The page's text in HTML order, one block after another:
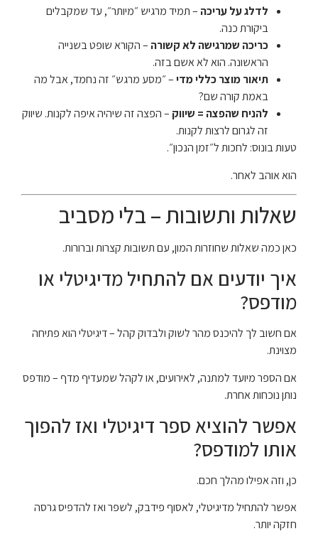
לדלג על עריכה – תמיד מרגיש ״מיותר״, עד שמקבלים
ביקורת כנה.
כריכה שמרגישה לא קשורה – הקורא שופט בשנייה
הראשונה. הוא לא אשם בזה.
תיאור מוצר כללי מדי– ״מסע מרגש״ זה נחמד, אבל מה
באמת קורה שם?
להניח שהפצה = שיווק – הפצה זה שיהיה איפה לקנות. שיווק
זה לגרום לרצות לקנות.
טעות בונוס: לחכות ל״זמן הנכון״.
הוא אוהב לאחר.
שאלות ותשובות – בלי מסביב
כאן כמה שאלות שחוזרות המון, עם תשובות קצרות וברורות.
איך יודעים אם להתחיל מדיגיטלי או
מודפס?
אם חשוב לך להיכנס מהר לשוק ולבדוק קהל – דיגיטלי הוא פתיחה
מצוינת.
אם הספר מיועד למתנה, לאירועים, או לקהל שמעדיף מדף – מודפס
נותן נוכחות אחרת.
אפשר להוציא ספר דיגיטלי ואז להפוך
אותו למודפס?
כן, וזה אפילו מהלך חכם.
אפשר להתחיל מדיגיטלי, לאסוף פידבק, לשפר ואז להדפיס גרסה
חזקה יותר.